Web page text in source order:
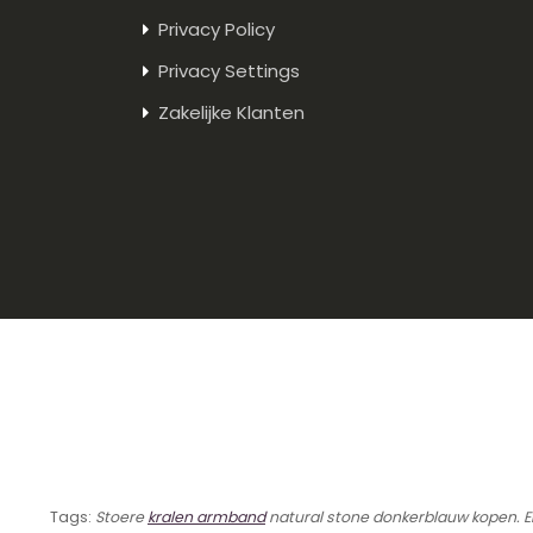
Privacy Policy
Privacy Settings
Zakelijke Klanten
Tags: Stoerekralen armbandnatural stone donkerblauw kopen.